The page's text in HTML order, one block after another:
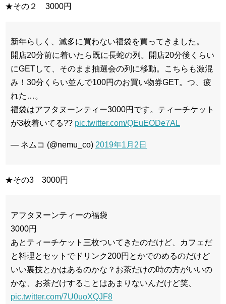
★その２ 3000円
新年らしく、滅多に買わない福袋を買ってきました。
開店20分前に着いたら既に長蛇の列。開店20分後くらい
にGETして、そのまま抽選会の列に移動。こちらも激混
み！30分くらい並んで100円のお買い物券GET。つ、疲
れた…。
福袋はアフタヌーンティー3000円です。ティーチケット
が3枚着いてる?? pic.twitter.com/QEuEODe7AL
— ネムコ (@nemu_co) 2019年1月2日
★その3 3000円
アフタヌーンティーの福袋
3000円
あとティーチケット三枚ついてきたのだけど、カフェだ
と料理とセットでドリンク200円とかでのめるのだけど
いい裏技とかはあるのかな？お茶だけの時の方がいいの
かな、お茶だけすることはあまりないんだけど笑、
pic.twitter.com/7U0uoXQJF8